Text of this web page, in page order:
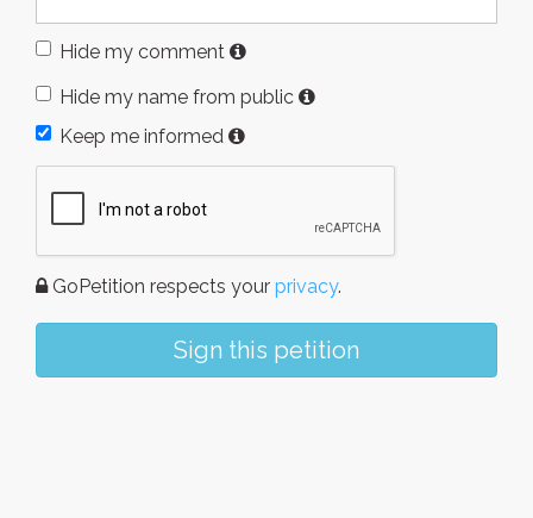
Hide my comment
Hide my name from public
Keep me informed
GoPetition respects your privacy.
Sign this petition